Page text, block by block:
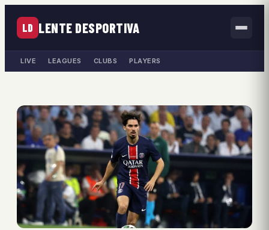
LD LENTE DESPORTIVA
LIVE LEAGUES CLUBS PLAYERS